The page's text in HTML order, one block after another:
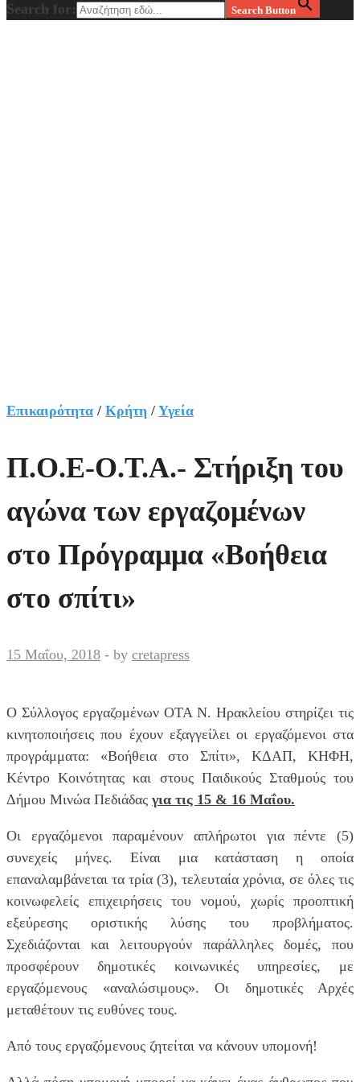
Search for: Search Button
Επικαιρότητα / Κρήτη / Υγεία
Π.Ο.Ε-Ο.Τ.Α.- Στήριξη του
αγώνα των εργαζομένων
στο Πρόγραμμα «Βοήθεια
στο σπίτι»
15 Μαΐου, 2018 - by cretapress
Ο Σύλλογος εργαζομένων ΟΤΑ Ν. Ηρακλείου στηρίζει τις
κινητοποιήσεις που έχουν εξαγγείλει οι εργαζόμενοι στα
προγράμματα: «Βοήθεια στο Σπίτι», ΚΔΑΠ, ΚΗΦΗ,
Κέντρο Κοινότητας και στους Παιδικούς Σταθμούς του
Δήμου Μινώα Πεδιάδας για τις 15 & 16 Μαΐου.
Οι εργαζόμενοι παραμένουν απλήρωτοι για πέντε (5)
συνεχείς μήνες. Είναι μια κατάσταση η οποία
επαναλαμβάνεται τα τρία (3), τελευταία χρόνια, σε όλες τις
κοινωφελείς επιχειρήσεις του νομού, χωρίς προοπτική
εξεύρεσης οριστικής λύσης του προβλήματος.
Σχεδιάζονται και λειτουργούν παράλληλες δομές, που
προσφέρουν δημοτικές κοινωνικές υπηρεσίες, με
εργαζόμενους «αναλώσιμους». Οι δημοτικές Αρχές
μεταθέτουν τις ευθύνες τους.
Από τους εργαζόμενους ζητείται να κάνουν υπομονή!